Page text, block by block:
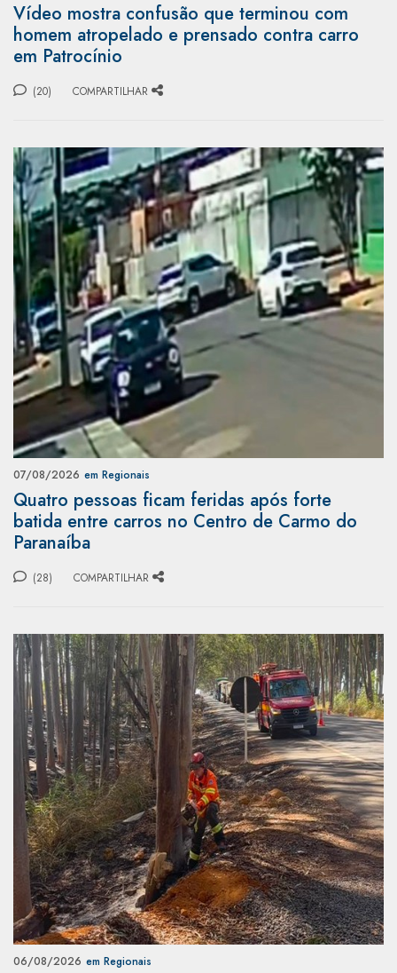
Vídeo mostra confusão que terminou com
homem atropelado e prensado contra carro
em Patrocínio
(20) COMPARTILHAR
07/08/2026 em Regionais
Quatro pessoas ficam feridas após forte
batida entre carros no Centro de Carmo do
Paranaíba
(28) COMPARTILHAR
06/08/2026 em Regionais